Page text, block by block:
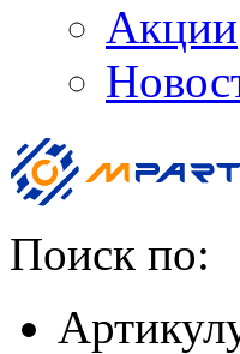
Акции
Поиск по: